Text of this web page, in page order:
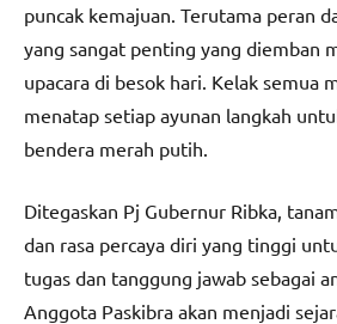
puncak kemajuan. Terutama peran
yang sangat penting yang diemban
upacara di besok hari. Kelak semua
menatap setiap ayunan langkah
bendera merah putih.
Ditegaskan Pj Gubernur Ribka,
dan rasa percaya diri yang tinggi
tugas dan tanggung jawab sebagai
Anggota Paskibra akan menjadi